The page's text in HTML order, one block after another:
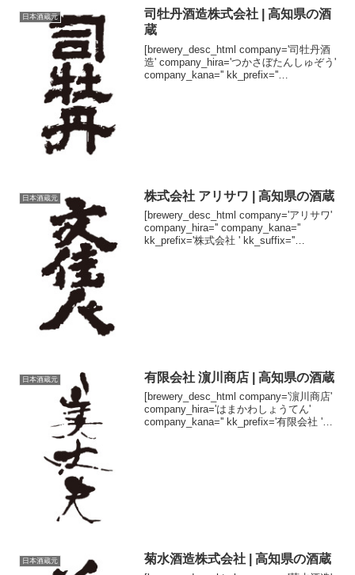
日本酒蔵元
司牡丹酒造株式会社 | 高知県の酒
蔵
[brewery_desc_html company='司牡丹酒
造' company_hira='つかさぼたんしゅぞう'
company_kana='' kk_prefix=''
日本酒蔵元 株式会社 アリサワ | 高知県の酒蔵
[brewery_desc_html company='アリサワ'
company_hira='' company_kana=''
kk_prefix='株式会社 ' kk_suffix=''
日本酒蔵元 有限会社 濵川商店 | 高知県の酒蔵
[brewery_desc_html company='濵川商店'
company_hira='はまかわしょうてん'
company_kana='' kk_prefix='有限会社 '
日本酒蔵元 菊水酒造株式会社 | 高知県の酒蔵